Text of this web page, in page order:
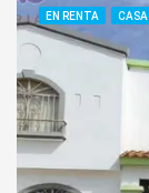
EN RENTA CASA